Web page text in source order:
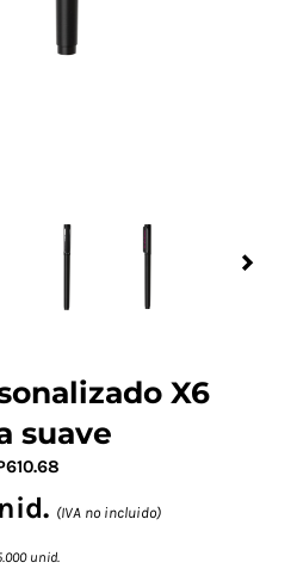
X6
suave
(IVA no incluido)
unid.